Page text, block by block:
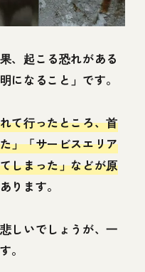
、起こる恐れがある
になること」です。
て行ったところ、首
」「サービスエリア
しまった」などが原
ります。
しいでしょうが、一
。